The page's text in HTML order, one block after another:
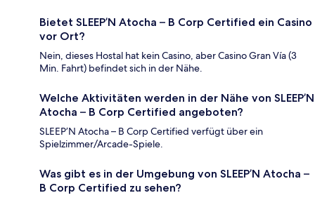
Bietet SLEEP’N Atocha – B Corp Certified ein Casino
vor Ort?
Nein, dieses Hostal hat kein Casino, aber Casino Gran Vía (3
Min. Fahrt) befindet sich in der Nähe.
Welche Aktivitäten werden in der Nähe von SLEEP’N
Atocha – B Corp Certified angeboten?
SLEEP’N Atocha – B Corp Certified verfügt über ein
Spielzimmer/Arcade-Spiele.
Was gibt es in der Umgebung von SLEEP’N Atocha –
B Corp Certified zu sehen?